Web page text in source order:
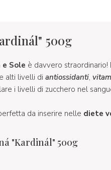
500g
e Sole è davvero straordinario!
alti livelli di antiossidanti,
i livelli di zucchero nel
da inserire nelle diete
"Kardinál" 500g